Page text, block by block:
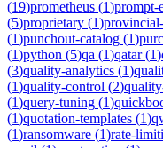
(19)prometheus (1)prompt-
(5)proprietary (1)
(1)punchout-catalog (1)
(1)python (5)qa (1)qatar(1)
(3)quality-analytics (1)
(1)quality-control (2)
(1)query-tuning (1)
(1)quotation-templates (1)
(1)ransomware (1)rate-